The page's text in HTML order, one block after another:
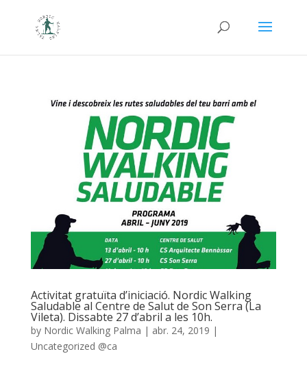
Activitat gratuïta d’iniciació. Nordic Walking
Saludable al Centre de Salut de Son Serra (La
Vileta). Dissabte 27 d’abril a les 10h.
by Nordic Walking Palma | abr. 24, 2019 |
Uncategorized @ca